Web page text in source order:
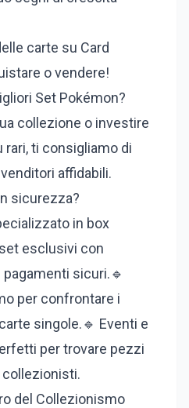
carte su Card
o vendere!
Set Pokémon?
collezione o investire
rari, ti consigliamo di
affidabili.
sicurezza?
in box
esclusivi con
sicuri.🔹
per confrontare i
singole.🔹 Eventi e
per trovare pezzi
collezionisti.
del Collezionismo